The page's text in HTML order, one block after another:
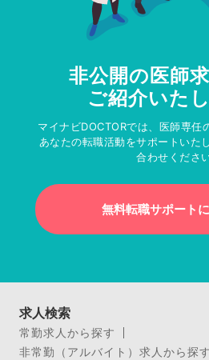
非公開の医師
ご紹介いた
マイナビDOCTORでは、医師専任
あなたの転職活動をサポートいた
合わせください
無料転職サポート
求人検索
常勤求人から探す
非常勤（アルバイト）求人から探す